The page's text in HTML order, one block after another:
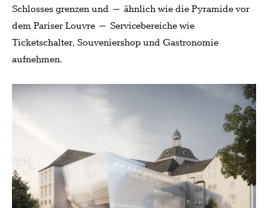
Schlosses grenzen und – ähnlich wie die Pyramide vor
dem Pariser Louvre – Servicebereiche wie
Ticketschalter, Souveniershop und Gastronomie
aufnehmen.